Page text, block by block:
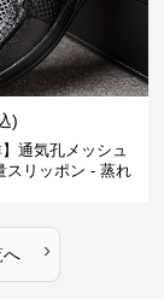
)
】通気孔メッシュ
スリッポン - 蒸れ
へ ›